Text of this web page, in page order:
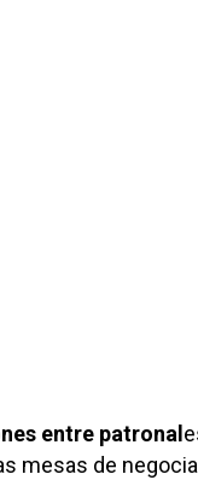
entre patronal
mesas de